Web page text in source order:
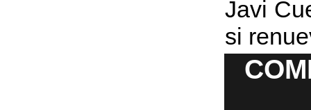
Javi
si